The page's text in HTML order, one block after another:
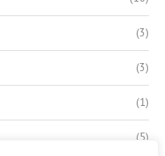
(3)
(3)
(1)
(5)